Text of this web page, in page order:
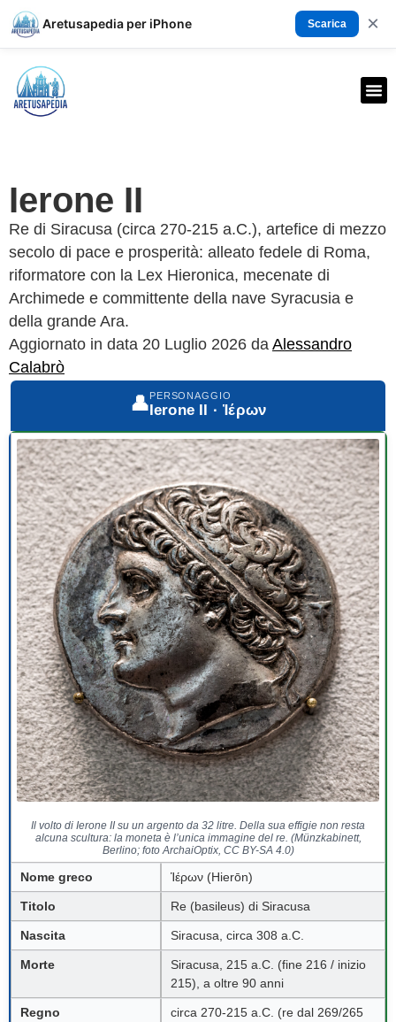
Aretusapedia per iPhone Scarica ×
Ierone II
Re di Siracusa (circa 270-215 a.C.), artefice di mezzo
secolo di pace e prosperità: alleato fedele di Roma,
riformatore con la Lex Hieronica, mecenate di
Archimede e committente della nave Syracusia e
della grande Ara.
Aggiornato in data 20 Luglio 2026 da Alessandro
Calabrò
👤PERSONAGGIO
Ierone II · Ἱέρων
Il volto di Ierone II su un argento da 32 litre. Della sua effigie non resta
alcuna scultura: la moneta è l’unica immagine del re. (Münzkabinett,
Berlino; foto ArchaiOptix, CC BY-SA 4.0)
Nome greco Ἱέρων (Hierōn)
Titolo Re (basileus) di Siracusa
Nascita Siracusa, circa 308 a.C.
Morte
Siracusa, 215 a.C. (fine 216 / inizio
215), a oltre 90 anni
Regno
circa 270-215 a.C. (re dal 269/265